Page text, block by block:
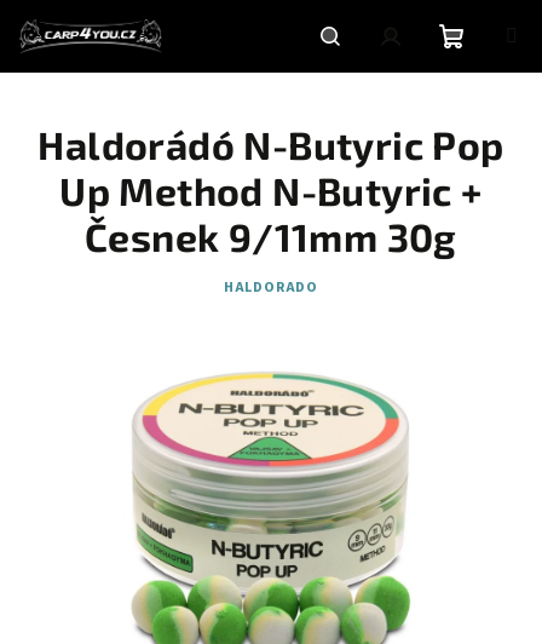
obsah
HledatPřihlášeníNákupní
košík
Haldorádó N-Butyric Pop
Up Method N-Butyric +
Česnek 9/11mm 30g
HALDORADO